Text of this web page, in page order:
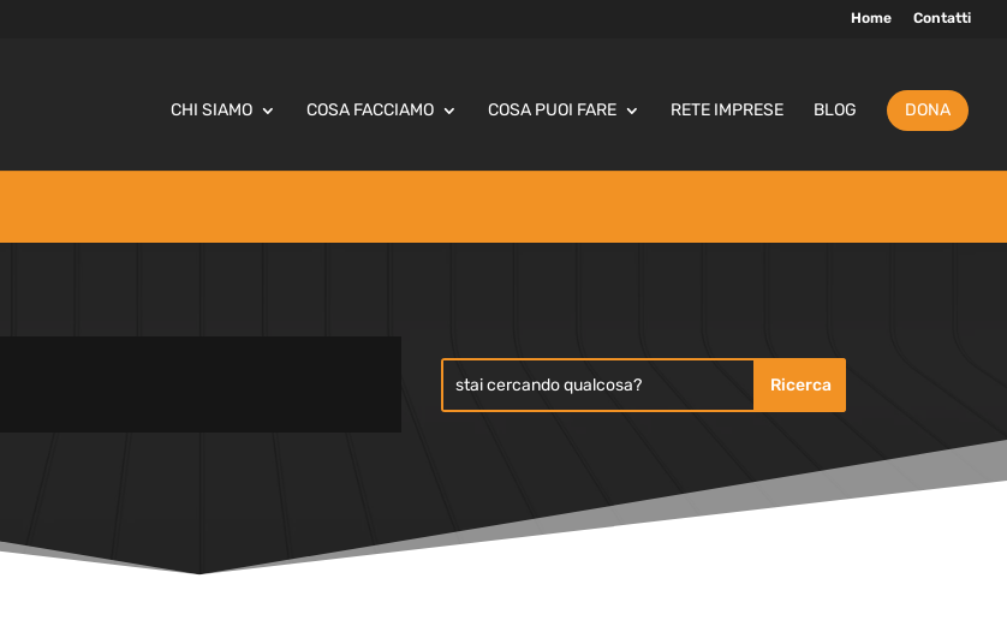
Home Contatti
CHI SIAMO COSA FACCIAMO COSA PUOI FARE RETE IMPRESE BLOG DONA